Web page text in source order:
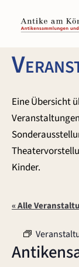
Inhalt
springen
Eine Übersicht
Kinder.
« Alle